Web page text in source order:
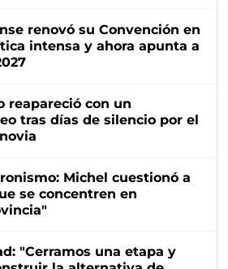
renovó su Convención en
intensa y ahora apunta a
reapareció con un
tras días de silencio por el
Michel cuestionó a
se concentren en
"Cerramos una etapa y